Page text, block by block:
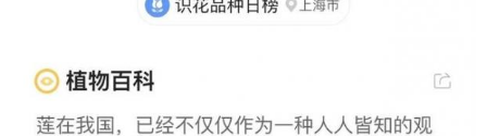
测未来。AI 技术的发展，增强了这一点，不断从用
业，AI 扫描视网膜技术，通过比较视网膜照片来预
测年龄、性别、血压、体重等指标，来辅助医生诊
断疾病。 再比如通过 AI 技术来预测推送的最佳时